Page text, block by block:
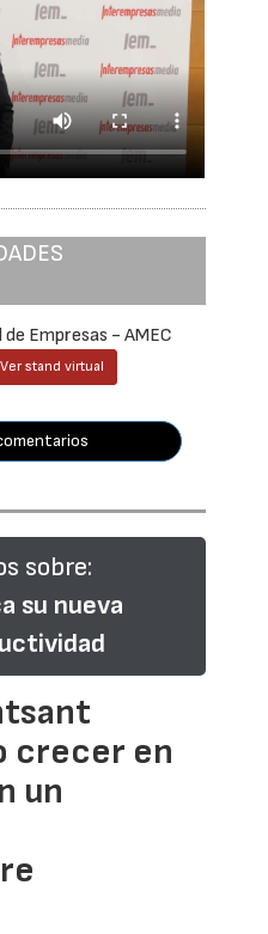
Empresas - AMEC
Ver stand virtual
sobre:
su nueva
crecer en
un